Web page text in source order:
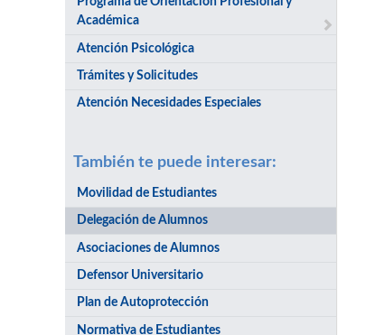
Académica
Atención Psicológica
Trámites y Solicitudes
Atención Necesidades Especiales
También te puede interesar:
Movilidad de Estudiantes
Delegación de Alumnos
Asociaciones de Alumnos
Defensor Universitario
Plan de Autoprotección
Normativa de Estudiantes